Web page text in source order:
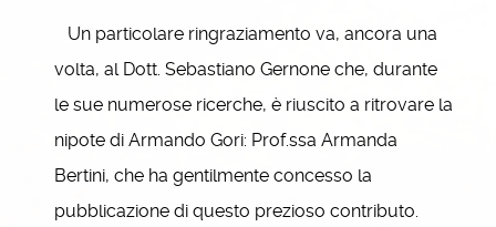
Un particolare ringraziamento va, ancora una
volta, al Dott. Sebastiano Gernone che, durante
le sue numerose ricerche, è riuscito a ritrovare la
nipote di Armando Gori: Prof.ssa Armanda
Bertini, che ha gentilmente concesso la
pubblicazione di questo prezioso contributo.